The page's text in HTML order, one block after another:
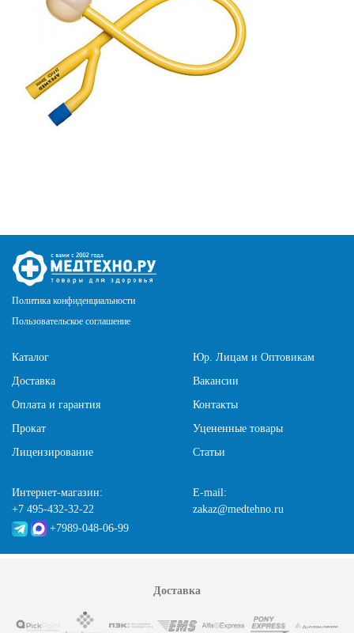
Политика конфиденциальности
Пользовательское соглашение
Каталог
Доставка
Оплата и гарантия
Прокат
Лицензирование
Юр. Лицам и Оптовикам
Вакансии
Контакты
Уцененные товары
Статьи
Интернет-магазин:
+7 495-432-32-22
+7989-048-06-99
E-mail:
zakaz@medtehno.ru
Доставка